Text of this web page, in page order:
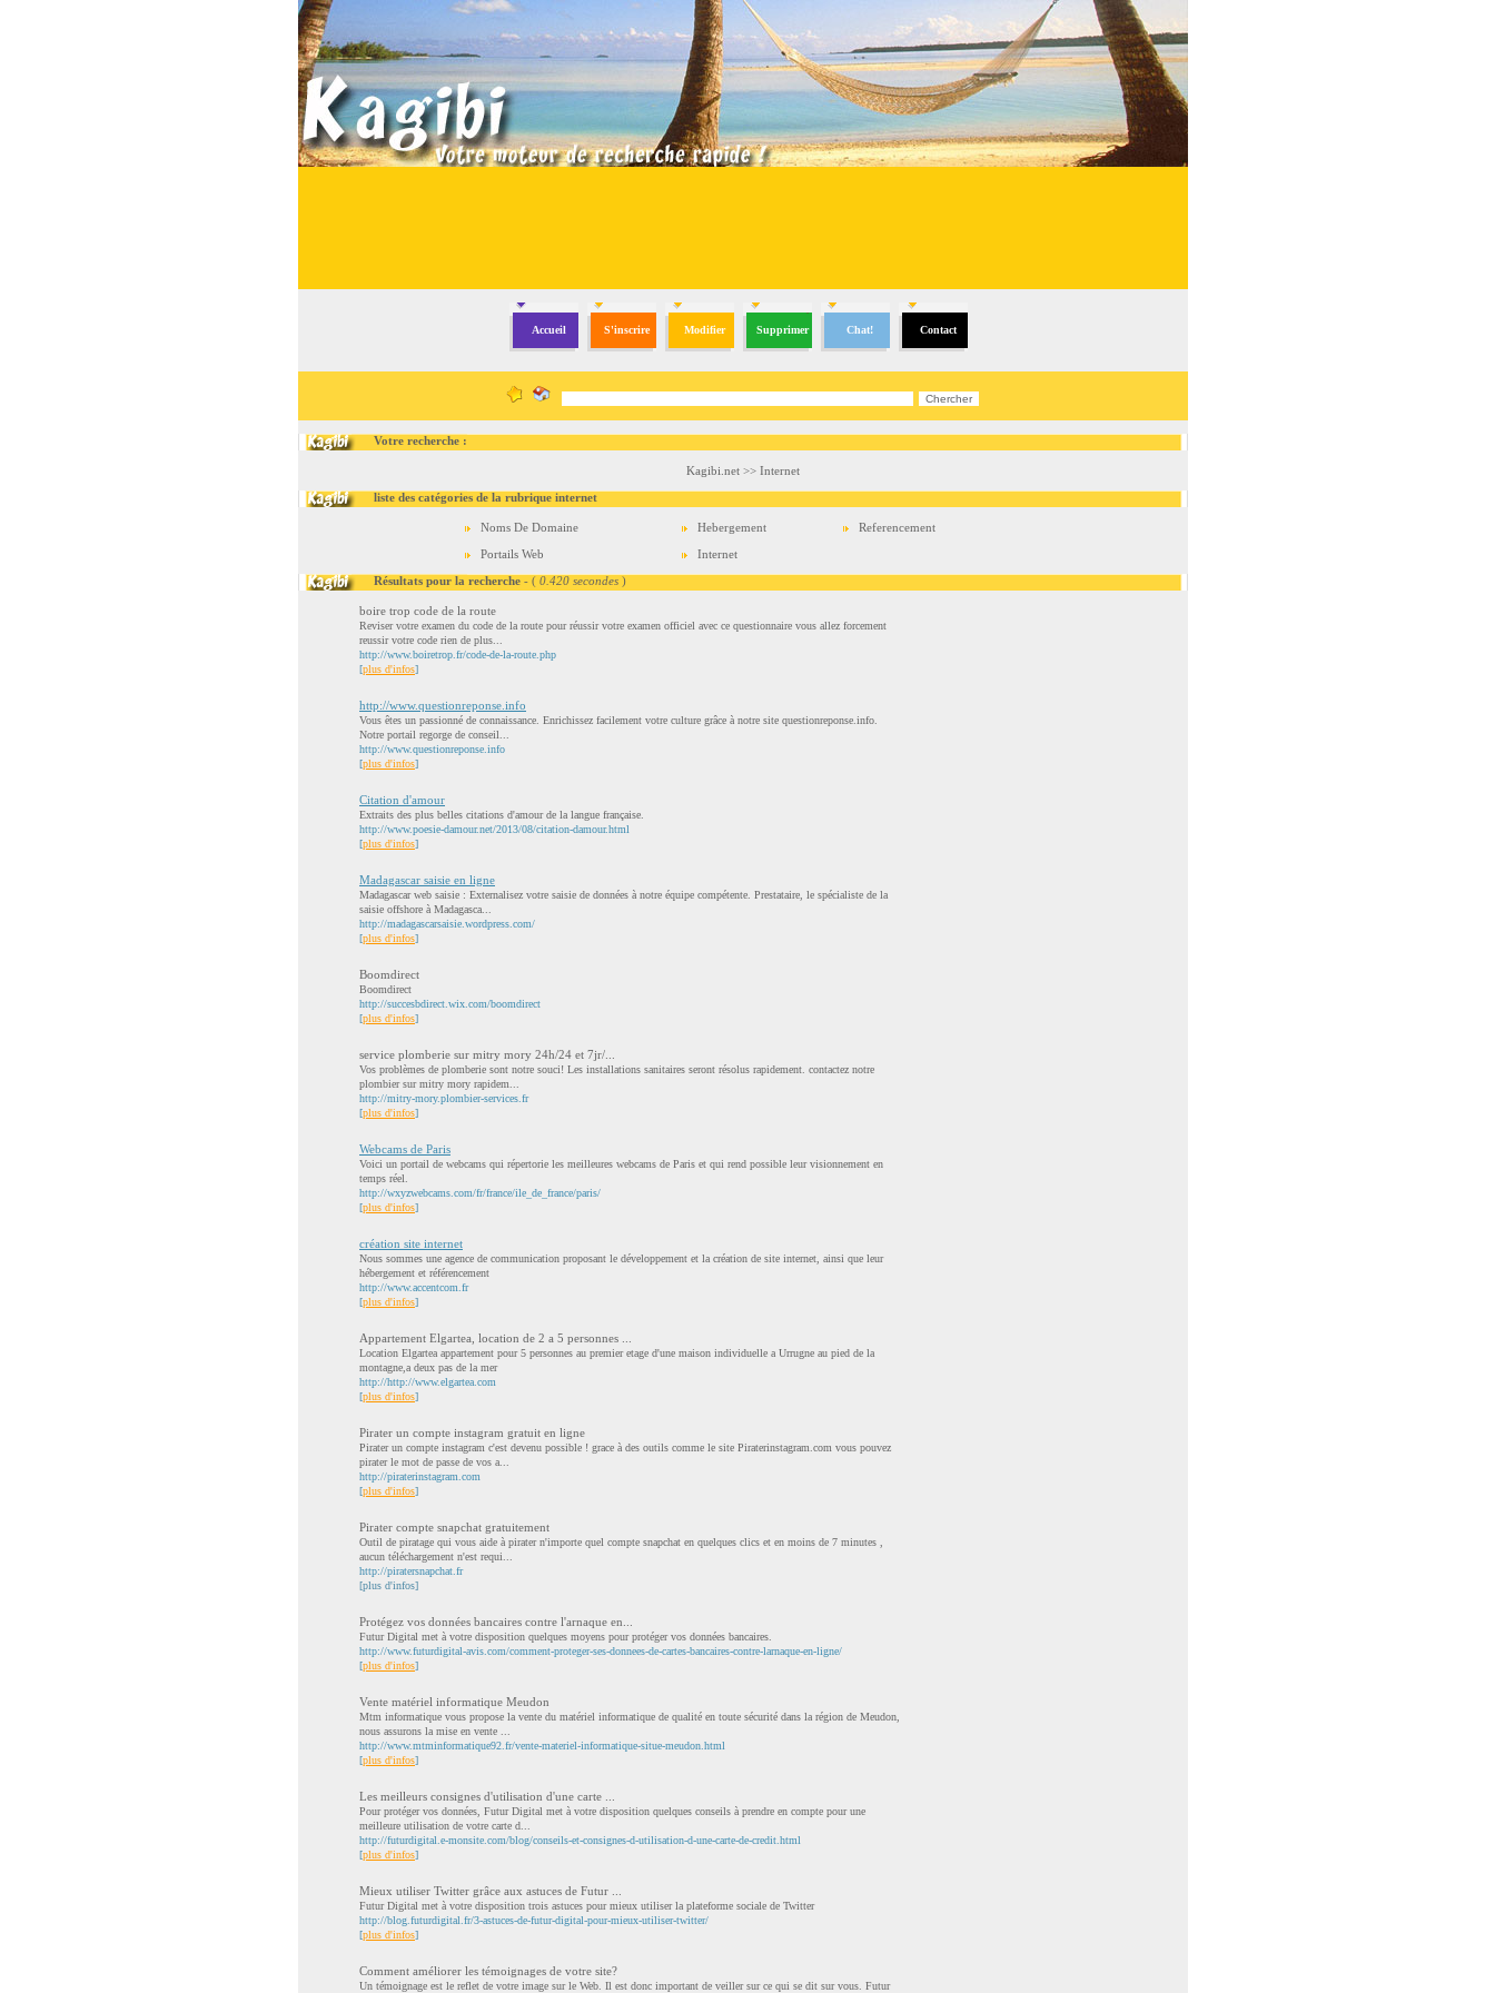
Accueil S'inscrire Modifier Supprimer Chat! Contact
Votre recherche :
Kagibi.net >> Internet
liste des catégories de la rubrique internet
Noms De Domaine Hebergement
Referencement
Portails Web
Internet
Résultats pour la recherche - ( 0.420 secondes )
boire trop code de la route
Reviser votre examen du code de la route pour réussir votre examen officiel avec ce questionnaire vous allez forcement
reussir votre code rien de plus...
http://www.boiretrop.fr/code-de-la-route.php
[plus d'infos]
http://www.questionreponse.info
Vous êtes un passionné de connaissance. Enrichissez facilement votre culture grâce à notre site questionreponse.info.
Notre portail regorge de conseil...
http://www.questionreponse.info
[plus d'infos]
Citation d'amour
Extraits des plus belles citations d'amour de la langue française.
http://www.poesie-damour.net/2013/08/citation-damour.html
[plus d'infos]
Madagascar saisie en ligne
Madagascar web saisie : Externalisez votre saisie de données à notre équipe compétente. Prestataire, le spécialiste de la
saisie offshore à Madagasca...
http://madagascarsaisie.wordpress.com/
[plus d'infos]
Boomdirect
Boomdirect
http://succesbdirect.wix.com/boomdirect
[plus d'infos]
service plomberie sur mitry mory 24h/24 et 7jr/...
Vos problèmes de plomberie sont notre souci! Les installations sanitaires seront résolus rapidement. contactez notre
plombier sur mitry mory rapidem...
http://mitry-mory.plombier-services.fr
[plus d'infos]
Webcams de Paris
Voici un portail de webcams qui répertorie les meilleures webcams de Paris et qui rend possible leur visionnement en
temps réel.
http://wxyzwebcams.com/fr/france/ile_de_france/paris/
[plus d'infos]
création site internet
Nous sommes une agence de communication proposant le développement et la création de site internet, ainsi que leur
hébergement et référencement
http://www.accentcom.fr
[plus d'infos]
Appartement Elgartea, location de 2 a 5 personnes ...
Location Elgartea appartement pour 5 personnes au premier etage d'une maison individuelle a Urrugne au pied de la
montagne,a deux pas de la mer
http://http://www.elgartea.com
[plus d'infos]
Pirater un compte instagram gratuit en ligne
Pirater un compte instagram c'est devenu possible ! grace à des outils comme le site Piraterinstagram.com vous pouvez
pirater le mot de passe de vos a...
http://piraterinstagram.com
[plus d'infos]
Pirater compte snapchat gratuitement
Outil de piratage qui vous aide à pirater n'importe quel compte snapchat en quelques clics et en moins de 7 minutes ,
aucun téléchargement n'est requi...
http://piratersnapchat.fr
[plus d'infos]
Protégez vos données bancaires contre l'arnaque en...
Futur Digital met à votre disposition quelques moyens pour protéger vos données bancaires.
http://www.futurdigital-avis.com/comment-proteger-ses-donnees-de-cartes-bancaires-contre-larnaque-en-ligne/
[plus d'infos]
Vente matériel informatique Meudon
Mtm informatique vous propose la vente du matériel informatique de qualité en toute sécurité dans la région de Meudon,
nous assurons la mise en vente ...
http://www.mtminformatique92.fr/vente-materiel-informatique-situe-meudon.html
[plus d'infos]
Les meilleurs consignes d'utilisation d'une carte ...
Pour protéger vos données, Futur Digital met à votre disposition quelques conseils à prendre en compte pour une
meilleure utilisation de votre carte d...
http://futurdigital.e-monsite.com/blog/conseils-et-consignes-d-utilisation-d-une-carte-de-credit.html
[plus d'infos]
Mieux utiliser Twitter grâce aux astuces de Futur ...
Futur Digital met à votre disposition trois astuces pour mieux utiliser la plateforme sociale de Twitter
http://blog.futurdigital.fr/3-astuces-de-futur-digital-pour-mieux-utiliser-twitter/
[plus d'infos]
Comment améliorer les témoignages de votre site?
Un témoignage est le reflet de votre image sur le Web. Il est donc important de veiller sur ce qui se dit sur vous. Futur